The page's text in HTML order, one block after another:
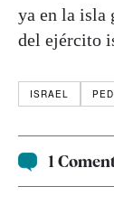
ya en la isla
del ejército
ISRAEL
1